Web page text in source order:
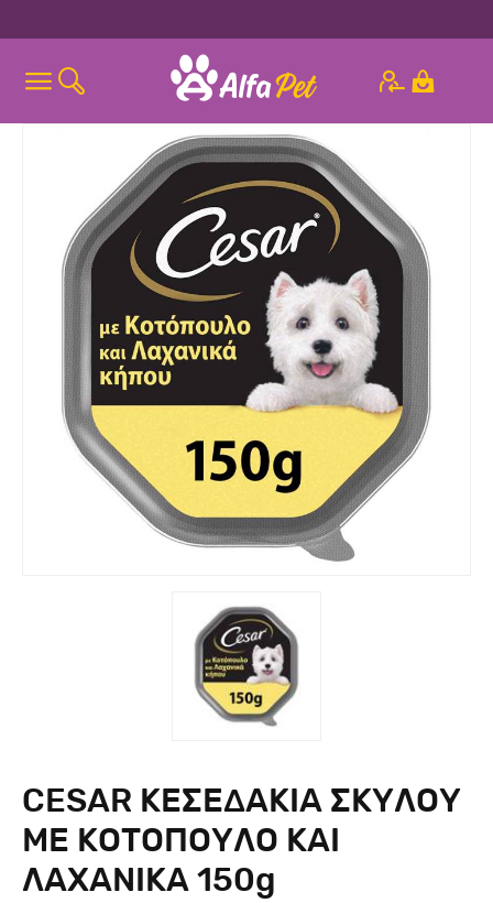
CESAR ΚΕΣΕΔΑΚΙΑ ΣΚΥΛΟΥ
ΜΕ ΚΟΤΟΠΟΥΛΟ ΚΑΙ
ΛΑΧΑΝΙΚΑ 150g